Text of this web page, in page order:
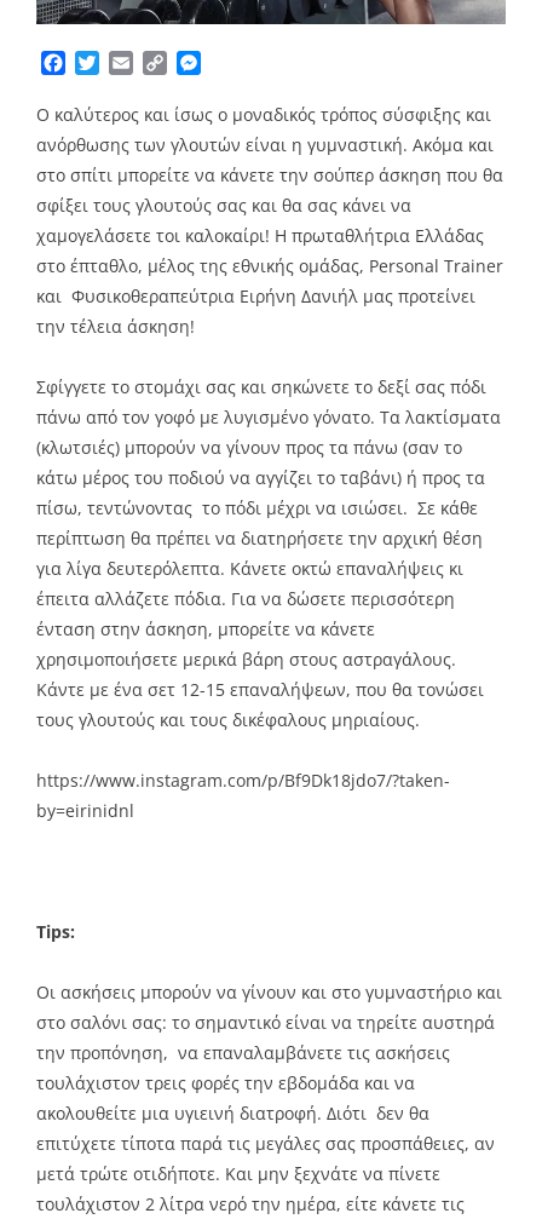
Facebook
TwitterEmailCopy
Ο καλύτερος και ίσως ο μοναδικός τρόπος σύσφιξης και
ανόρθωσης των γλουτών είναι η γυμναστική. Ακόμα και
στο σπίτι μπορείτε να κάνετε την σούπερ άσκηση που θα
σφίξει τους γλουτούς σας και θα σας κάνει να
χαμογελάσετε τοι καλοκαίρι! Η πρωταθλήτρια Ελλάδας
στο έπταθλο, μέλος της εθνικής ομάδας, Personal Trainer
και Φυσικοθεραπεύτρια Ειρήνη Δανιήλ μας προτείνει
την τέλεια άσκηση!
Σφίγγετε το στομάχι σας και σηκώνετε το δεξί σας πόδι
πάνω από τον γοφό με λυγισμένο γόνατο. Τα λακτίσματα
(κλωτσιές) μπορούν να γίνουν προς τα πάνω (σαν το
κάτω μέρος του ποδιού να αγγίζει το ταβάνι) ή προς τα
πίσω, τεντώνοντας το πόδι μέχρι να ισιώσει. Σε κάθε
περίπτωση θα πρέπει να διατηρήσετε την αρχική θέση
για λίγα δευτερόλεπτα. Κάνετε οκτώ επαναλήψεις κι
έπειτα αλλάζετε πόδια. Για να δώσετε περισσότερη
ένταση στην άσκηση, μπορείτε να κάνετε
χρησιμοποιήσετε μερικά βάρη στους αστραγάλους.
Κάντε με ένα σετ 12-15 επαναλήψεων, που θα τονώσει
τους γλουτούς και τους δικέφαλους μηριαίους.
https://www.instagram.com/p/Bf9Dk18jdo7/?taken-
by=eirinidnl
Tips:
Οι ασκήσεις μπορούν να γίνουν και στο γυμναστήριο και
στο σαλόνι σας: το σημαντικό είναι να τηρείτε αυστηρά
την προπόνηση, να επαναλαμβάνετε τις ασκήσεις
τουλάχιστον τρεις φορές την εβδομάδα και να
ακολουθείτε μια υγιεινή διατροφή. Διότι δεν θα
επιτύχετε τίποτα παρά τις μεγάλες σας προσπάθειες, αν
μετά τρώτε οτιδήποτε. Και μην ξεχνάτε να πίνετε
τουλάχιστον 2 λίτρα νερό την ημέρα, είτε κάνετε τις